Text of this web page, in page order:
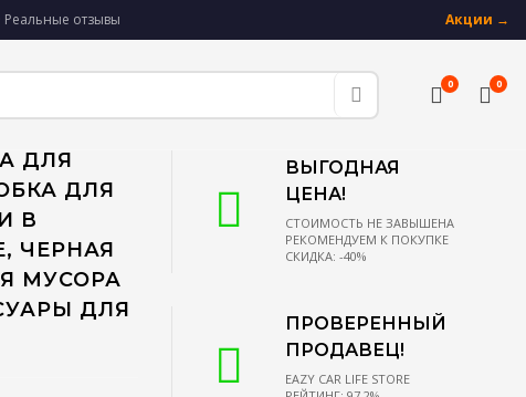
Реальные отзывы Акции →
0 0
ДЛЯ
ДЛЯ
В
ЧЕРНАЯ
МУСОРА
ДЛЯ
ВЫГОДНАЯ
ЦЕНА!
СТОИМОСТЬ НЕ ЗАВЫШЕНА
РЕКОМЕНДУЕМ К ПОКУПКЕ
СКИДКА: -40%
ПРОВЕРЕННЫЙ
ПРОДАВЕЦ!
EAZY CAR LIFE STORE